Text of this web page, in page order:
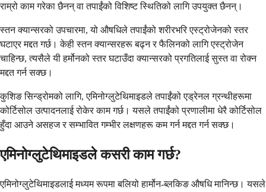
राम्रो काम गरेका छैनन् वा तपाईंको विशिष्ट स्थितिको लागि उपयुक्त छैनन्।
स्तन क्यान्सरको उपचारमा, यो औषधिले तपाईंको शरीरभरि एस्ट्रोजेनको स्तर
घटाएर मद्दत गर्छ। केही स्तन क्यान्सरहरू बढ्न र फैलिनको लागि एस्ट्रोजेन
चाहिन्छ, त्यसैले यी हर्मोनको स्तर घटाउँदा क्यान्सरको प्रगतिलाई सुस्त वा रोक्न
मद्दत गर्न सक्छ।
कुशिङ सिन्ड्रोमको लागि, एमिनोग्लुटेथिमाइडले तपाईंको एड्रेनल ग्रन्थीहरूमा
कोर्टिसोल उत्पादनलाई रोकेर काम गर्छ। यसले तपाईंको प्रणालीमा धेरै कोर्टिसोल
हुँदा आउने असहज र सम्भावित गम्भीर लक्षणहरू कम गर्न मद्दत गर्न सक्छ।
एमिनोग्लुटेथिमाइडले कसरी काम गर्छ?
एमिनोग्लुटेथिमाइडलाई मध्यम रूपमा बलियो हार्मोन-ब्लकिङ औषधि मानिन्छ। यसले